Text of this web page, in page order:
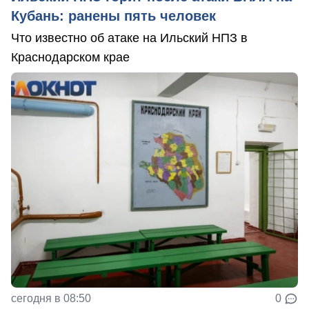
Кубань: ранены пять человек
Что известно об атаке на Ильский НПЗ в
Краснодарском крае
сегодня в 08:50 0